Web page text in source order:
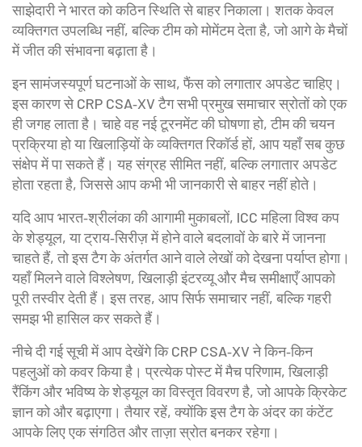
साझेदारी ने भारत को कठिन स्थिति से बाहर निकाला। शतक केवल
व्यक्तिगत उपलब्धि नहीं, बल्कि टीम को मोमेंटम देता है, जो आगे के मैचों
में जीत की संभावना बढ़ाता है।
इन सामंजस्यपूर्ण घटनाओं के साथ, फैंस को लगातार अपडेट चाहिए।
इस कारण से CRP CSA‑XV टैग सभी प्रमुख समाचार स्रोतों को एक
ही जगह लाता है। चाहे वह नई टूरनमेंट की घोषणा हो, टीम की चयन
प्रक्रिया हो या खिलाड़ियों के व्यक्तिगत रिकॉर्ड हों, आप यहाँ सब कुछ
संक्षेप में पा सकते हैं। यह संग्रह सीमित नहीं, बल्कि लगातार अपडेट
होता रहता है, जिससे आप कभी भी जानकारी से बाहर नहीं होते।
यदि आप भारत‑श्रीलंका की आगामी मुकाबलों, ICC महिला विश्व कप
के शेड्यूल, या ट्राय‑सिरीज़ में होने वाले बदलावों के बारे में जानना
चाहते हैं, तो इस टैग के अंतर्गत आने वाले लेखों को देखना पर्याप्त होगा।
यहाँ मिलने वाले विश्लेषण, खिलाड़ी इंटरव्यू और मैच समीक्षाएँ आपको
पूरी तस्वीर देती हैं। इस तरह, आप सिर्फ समाचार नहीं, बल्कि गहरी
समझ भी हासिल कर सकते हैं।
नीचे दी गई सूची में आप देखेंगे कि CRP CSA‑XV ने किन‑किन
पहलुओं को कवर किया है। प्रत्येक पोस्ट में मैच परिणाम, खिलाड़ी
रैंकिंग और भविष्य के शेड्यूल का विस्तृत विवरण है, जो आपके क्रिकेट
ज्ञान को और बढ़ाएगा। तैयार रहें, क्योंकि इस टैग के अंदर का कंटेंट
आपके लिए एक संगठित और ताज़ा स्रोत बनकर रहेगा।